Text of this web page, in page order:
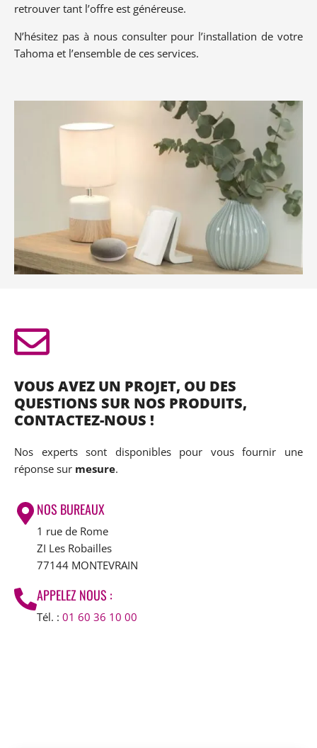
retrouver tant l’offre est généreuse.
N’hésitez pas à nous consulter pour l’installation de votre
Tahoma et l’ensemble de ces services.
VOUS AVEZ UN PROJET, OU DES
QUESTIONS SUR NOS PRODUITS,
CONTACTEZ-NOUS !
Nos experts sont disponibles pour vous fournir une
réponse sur mesure.
NOS BUREAUX
1 rue de Rome
ZI Les Robailles
77144 MONTEVRAIN
APPELEZ NOUS :
Tél. : 01 60 36 10 00